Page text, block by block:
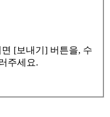
[보내기] 버튼을, 수
주세요.